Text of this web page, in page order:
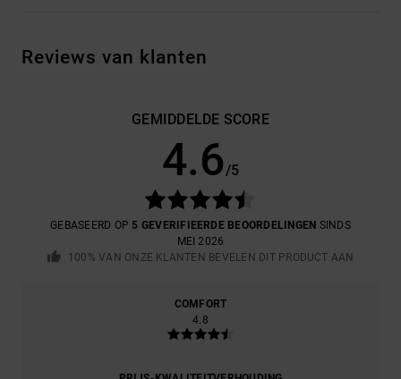
Reviews van klanten
GEMIDDELDE SCORE
4.6/5
GEBASEERD OP 5 GEVERIFIEERDE BEOORDELINGEN SINDS
MEI 2026
100% VAN ONZE KLANTEN BEVELEN DIT PRODUCT AAN
COMFORT
4.8